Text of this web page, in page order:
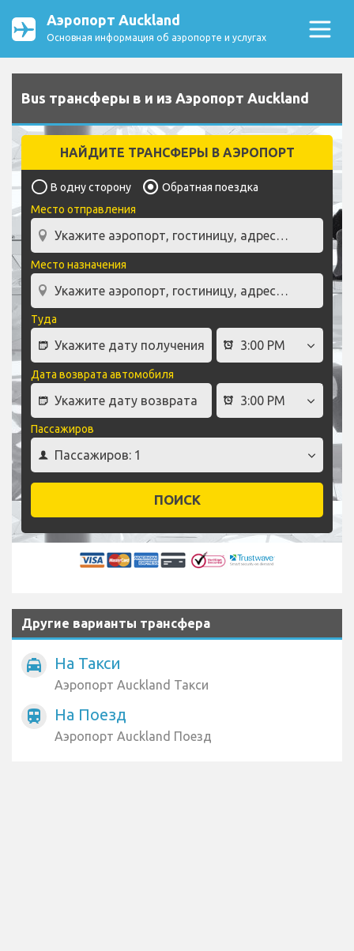
Аэропорт Auckland
Основная информация об аэропорте и услугах
Bus трансферы в и из Аэропорт Auckland
НАЙДИТЕ ТРАНСФЕРЫ В АЭРОПОРТ
В одну сторону
Обратная поездка
Место отправления
Место назначения
Туда
Дата возврата автомобиля
Пассажиров
ПОИСК
Другие варианты трансфера
local_taxi На Такси
Аэропорт Auckland Такси
train На Поезд
Аэропорт Auckland Поезд